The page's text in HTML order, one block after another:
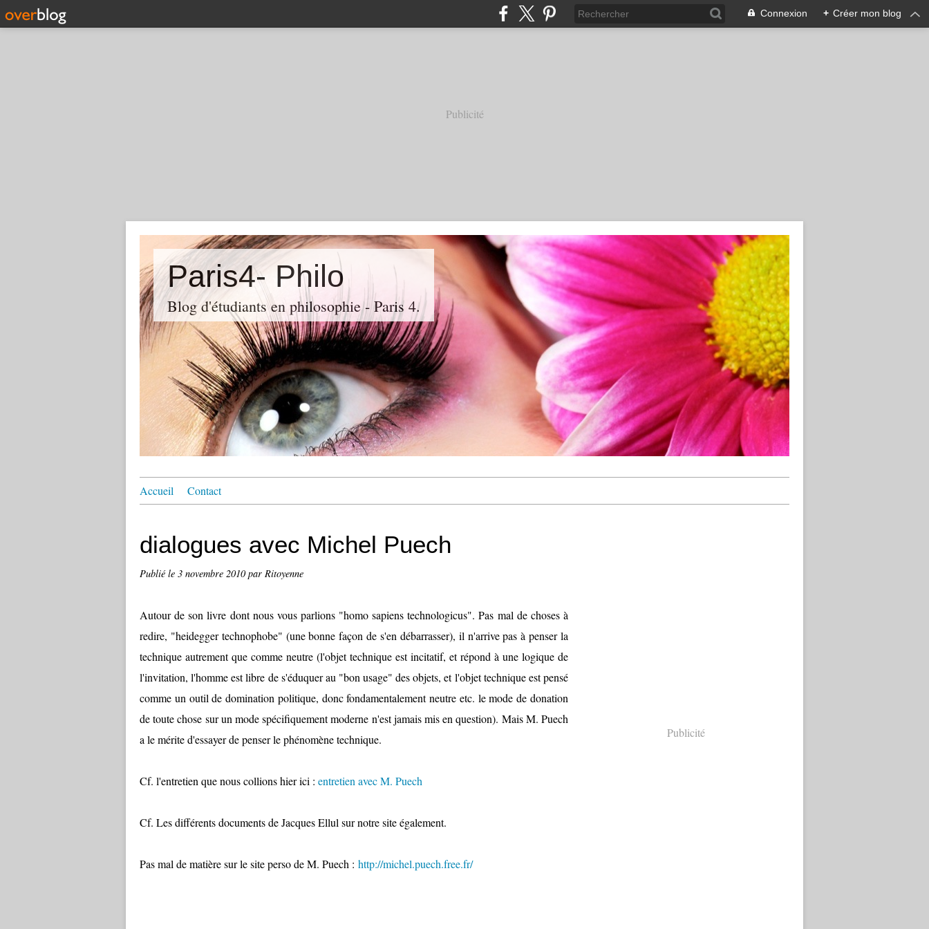
Connexion + Créer mon blog
Publicité
Paris4- Philo
Blog d'étudiants en philosophie - Paris 4.
Accueil Contact
dialogues avec Michel Puech
Publié le 3 novembre 2010par Ritoyenne
Autour de son livre dont nous vous parlions "homo sapiens technologicus". Pas mal de choses à
redire, "heidegger technophobe" (une bonne façon de s'en débarrasser), il n'arrive pas à penser la
technique autrement que comme neutre (l'objet technique est incitatif, et répond à une logique de
l'invitation, l'homme est libre de s'éduquer au "bon usage" des objets, et l'objet technique est pensé
comme un outil de domination politique, donc fondamentalement neutre etc. le mode de donation
de toute chose sur un mode spécifiquement moderne n'est jamais mis en question). Mais M. Puech
a le mérite d'essayer de penser le phénomène technique.
Cf. l'entretien que nous collions hier ici : entretien avec M. Puech
Cf. Les différents documents de Jacques Ellul sur notre site également.
Pas mal de matière sur le site perso de M. Puech : http://michel.puech.free.fr/
Publicité